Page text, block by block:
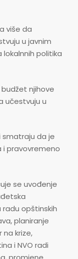
više da
u javnim
politika
budžet njihove
učestvuju u
smatraju da je
i pravovremeno
se uvođenje
opštinskih
planiranje
krize,
i NVO radi